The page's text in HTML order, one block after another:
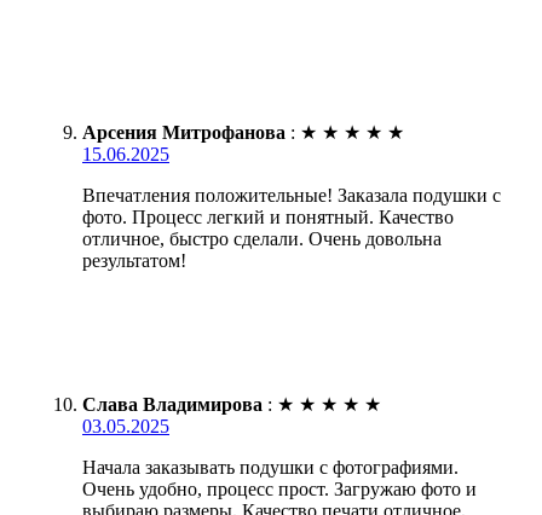
Арсения Митрофанова : ★ ★ ★ ★ ★
15.06.2025
Впечатления положительные! Заказала подушки с
фото. Процесс легкий и понятный. Качество
отличное, быстро сделали. Очень довольна
результатом!
Слава Владимирова : ★ ★ ★ ★ ★
03.05.2025
Начала заказывать подушки с фотографиями.
Очень удобно, процесс прост. Загружаю фото и
выбираю размеры. Качество печати отличное,